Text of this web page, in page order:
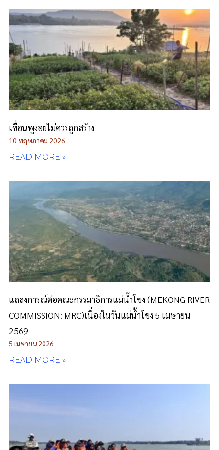
เขื่อนพูงอยไม่ควรถูกสร้าง
10 พฤษภาคม 2026
READ MORE »
แถลงการณ์ต่อคณะกรรมาธิการแม่น้ำโขง (MEKONG RIVER
COMMISSION: MRC)เนื่องในวันแม่น้ำโขง 5 เมษายน
2569
5 เมษายน 2026
READ MORE »